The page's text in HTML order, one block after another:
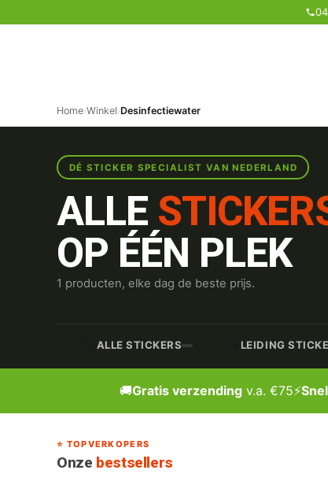
Home›Winkel›Desinfectiewater
DÉ STICKER SPECIALIST VAN NEDERLAND
ALLE
OP ÉÉN PLEK
1 producten, elke dag de beste prijs.
ALLE STICKERS LEIDING
🚚Gratis verzendingv.a. €75⚡
⭐ TOPVERKOPERS
Onze bestsellers